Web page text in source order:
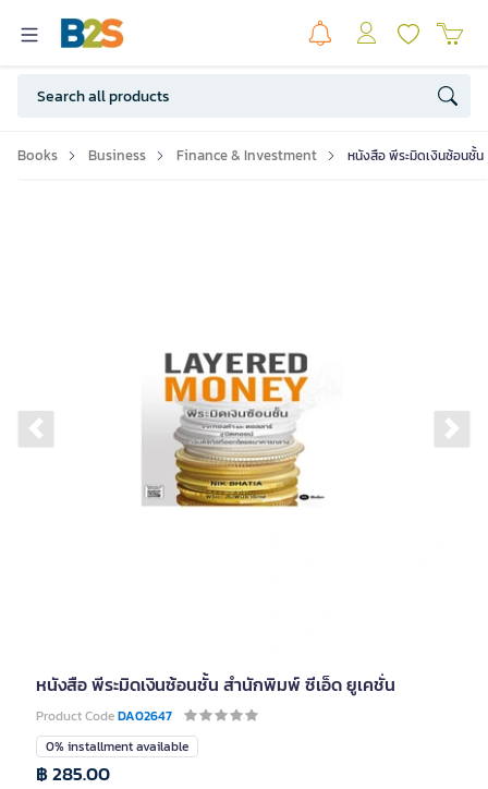
Books Business Finance & Investment หนังสือ พีระมิดเงินซ้อนชั้
Previous slide
หนังสือ พีระมิดเงินซ้อนชั้น สำนักพิมพ์ ซีเอ็ด ยูเคชั่น
Product CodeDA02647
0% installment available
฿ 285.00